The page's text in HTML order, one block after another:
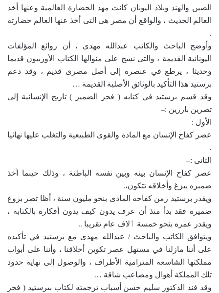
الصين والهند وبلاد اليونان كانت مهد الحضارة العالمية وعنها أخذ
العالم الحديث ، والواقع أن مصر هى التى أخذ عنها العالم حضارته
.
وأوضح الباحث والكاتب عبدالله مهدى ، أن روائع المؤلفات
اليونانية القديمة ، والتى نسج على منوالها الكتاب الأوربيون قديما
وحديثا ، يرطع في عنصره إلى أصل مصرى قديم ، وقد دعم
برستيد هذا التأكيد بالوثائق الأصلية القديمة …
وقد قسم برستيد في كتابه ( فجر الضمير ) تاريخ الإنسانية إلى
تصرين بارزين :–
الأول :–
عصر كفاح الإنسان مع المادة والقوى الطبيعية والتغلب عليها نهائيا
.
الثانى :–
عصر كفاح الإنسان بينه وبين نفسه الباطنة ، وذلك حينما أخذ
ضميره يبزغ وأخلاقه تتكون،.
ويقدر برستيد زمن كفاحه المادى بنحو مليون سنة ، أظا تصر بزوغ
ضميره فقد بدأ منذ أن عرف يدون كيف يدون أفكاره بالكتابة ،
ويقدر عمره بنحو خمسة ٱلاف عام تقريبا ..
ويتوافق الكاتب والباحث / عبدالله مهدى مع برستيد في تأكيده
على أننا مازلنا في مستهل عصر تكوين أخلاقنا ، وأننا على أبواب
مملكتها الشاسعة المترامية الأطراف ، والوصول إلى نهاية حدود
تلك المملكة أهوال ومصاعب شاقة …
وقد فند الدكتور سليم حسن أسباب ترجمته لكتاب بىرستيد ( فجر